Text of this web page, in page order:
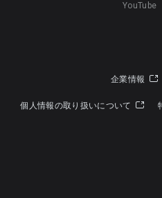
YouTube
企業情報
個人情報の取り扱いについて